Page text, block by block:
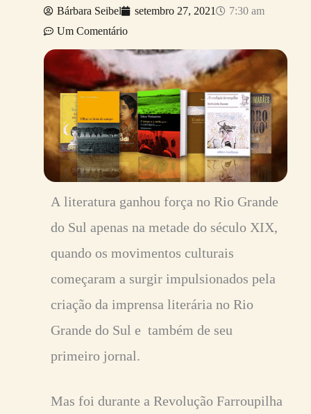
Bárbara Seibel setembro 27, 2021
7:30 am
Um Comentário
A literatura ganhou força no Rio Grande
do Sul apenas na metade do século XIX,
quando os movimentos culturais
começaram a surgir impulsionados pela
criação da imprensa literária no Rio
Grande do Sul e também de seu
primeiro jornal.
Mas foi durante a Revolução Farroupilha